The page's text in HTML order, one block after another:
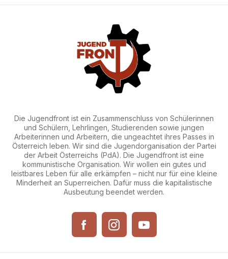
Die Jugendfront ist ein Zusammenschluss von Schülerinnen
und Schülern, Lehrlingen, Studierenden sowie jungen
Arbeiterinnen und Arbeitern, die ungeachtet ihres Passes in
Österreich leben. Wir sind die Jugendorganisation der Partei
der Arbeit Österreichs (PdA). Die Jugendfront ist eine
kommunistische Organisation. Wir wollen ein gutes und
leistbares Leben für alle erkämpfen – nicht nur für eine kleine
Minderheit an Superreichen. Dafür muss die kapitalistische
Ausbeutung beendet werden.